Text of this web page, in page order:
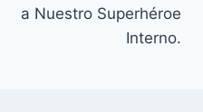
a Nuestro Superhéroe
Interno.